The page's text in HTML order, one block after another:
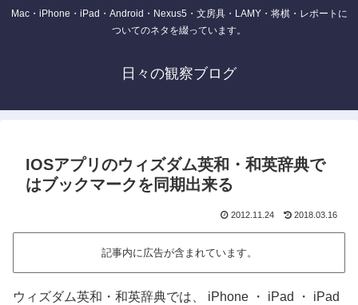
Mac・iPhone・iPad・Android・Nexus5・文房具・LAMY・将棋・レポートに
ついてのネタを綴っています。
日々の観察ブログ
IOSアプリのウィズダム英和・和英辞典で
はブックマークを同期出来る
2012.11.24 2018.03.16
記事内に広告が含まれています。
ウィズダム英和・和英辞典では、 iPhone ・ iPad ・ iPad